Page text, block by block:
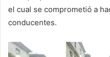
el cual se comprometió a
conducentes.